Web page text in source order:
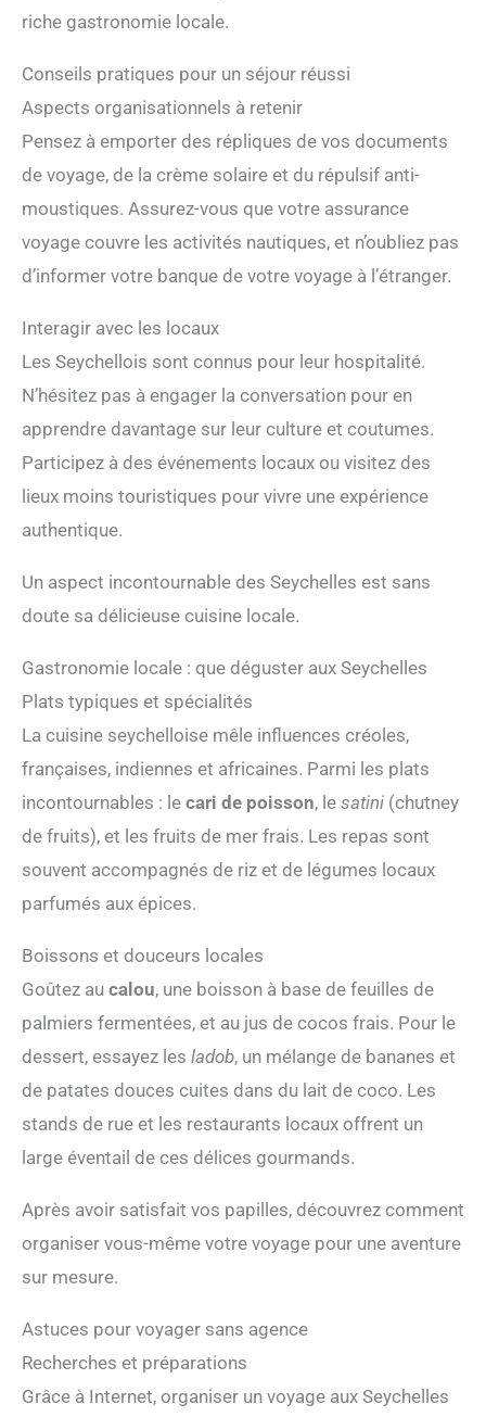
riche gastronomie locale.
Conseils pratiques pour un séjour réussi
Aspects organisationnels à retenir
Pensez à emporter des répliques de vos documents
de voyage, de la crème solaire et du répulsif anti-
moustiques. Assurez-vous que votre assurance
voyage couvre les activités nautiques, et n’oubliez pas
d’informer votre banque de votre voyage à l’étranger.
Interagir avec les locaux
Les Seychellois sont connus pour leur hospitalité.
N’hésitez pas à engager la conversation pour en
apprendre davantage sur leur culture et coutumes.
Participez à des événements locaux ou visitez des
lieux moins touristiques pour vivre une expérience
authentique.
Un aspect incontournable des Seychelles est sans
doute sa délicieuse cuisine locale.
Gastronomie locale : que déguster aux Seychelles
Plats typiques et spécialités
La cuisine seychelloise mêle influences créoles,
françaises, indiennes et africaines. Parmi les plats
incontournables : le cari de poisson, le satini (chutney
de fruits), et les fruits de mer frais. Les repas sont
souvent accompagnés de riz et de légumes locaux
parfumés aux épices.
Boissons et douceurs locales
Goûtez au calou, une boisson à base de feuilles de
palmiers fermentées, et au jus de cocos frais. Pour le
dessert, essayez les ladob, un mélange de bananes et
de patates douces cuites dans du lait de coco. Les
stands de rue et les restaurants locaux offrent un
large éventail de ces délices gourmands.
Après avoir satisfait vos papilles, découvrez comment
organiser vous-même votre voyage pour une aventure
sur mesure.
Astuces pour voyager sans agence
Recherches et préparations
Grâce à Internet, organiser un voyage aux Seychelles